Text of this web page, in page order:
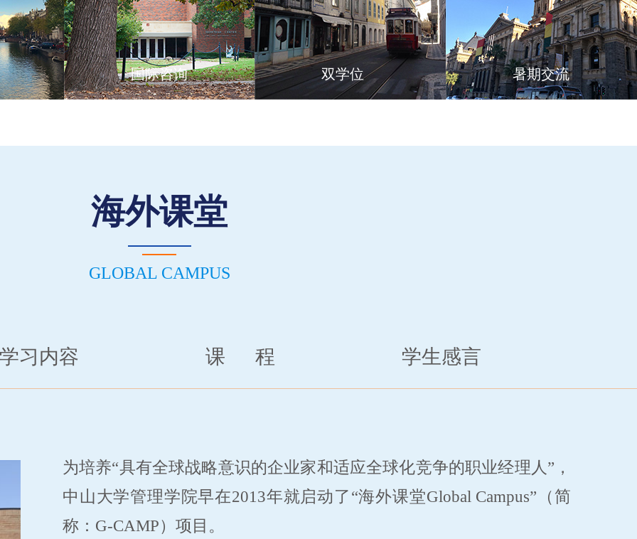
国际咨询 双学位 暑期交流
海外课堂
GLOBAL CAMPUS
学习内容 课 程 学生感言
为培养“具有全球战略意识的企业家和适应全球化竞争的职业经理人”，
中山大学管理学院早在2013年就启动了“海外课堂Global Campus”（简
称：G-CAMP）项目。